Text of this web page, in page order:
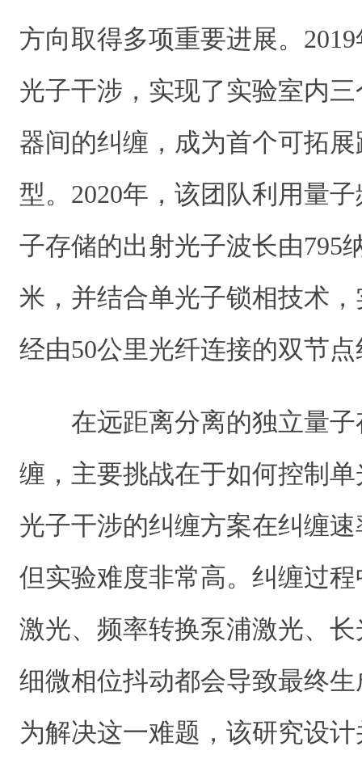
方向取得多项重要进展。
光子干涉，实现了实验室内
器间的纠缠，成为首个可拓
型。2020年，该团队利用量
子存储的出射光子波长由795
米，并结合单光子锁相技术
经由50公里光纤连接的双节
在远距离分离的独立量
缠，主要挑战在于如何控制
光子干涉的纠缠方案在纠缠
但实验难度非常高。纠缠过
激光、频率转换泵浦激光、
细微相位抖动都会导致最终
为解决这一难题，该研究设